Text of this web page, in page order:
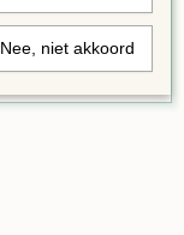
Nee, niet akkoord